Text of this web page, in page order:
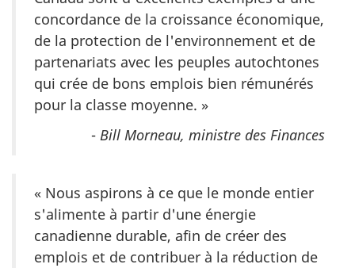
concordance de la croissance économique,
de la protection de l'environnement et de
partenariats avec les peuples autochtones
qui crée de bons emplois bien rémunérés
pour la classe moyenne. »
- Bill Morneau, ministre des Finances
« Nous aspirons à ce que le monde entier
s'alimente à partir d'une énergie
canadienne durable, afin de créer des
emplois et de contribuer à la réduction de